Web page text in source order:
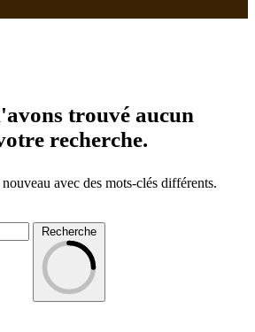
trouvé aucun
recherche.
avec des mots-clés différents.
Recherche